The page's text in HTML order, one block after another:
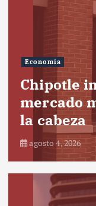
Economía
Chipotle
mercado
la cabeza
agosto 4, 2026